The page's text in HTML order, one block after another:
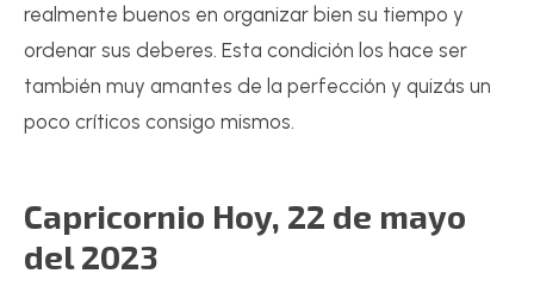
realmente buenos en organizar bien su tiempo y
ordenar sus deberes. Esta condición los hace ser
también muy amantes de la perfección y quizás un
poco críticos consigo mismos.
Capricornio Hoy, 22 de mayo
del 2023